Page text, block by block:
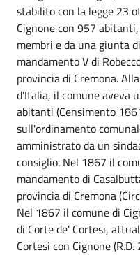
stabilito con la legge 23
Cignone con 957
membri e da una giunta
mandamento V di
provincia di Cremona.
d'Italia, il comune aveva
abitanti (Censimento
sull'ordinamento
amministrato da un
consiglio. Nel 1867 il
mandamento di
provincia di Cremona
Nel 1867 il comune di
di Corte de' Cortesi,
Cortesi con Cignone